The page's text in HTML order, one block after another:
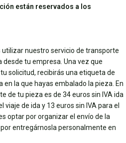
están reservados a los
utilizar nuestro servicio de transporte
tu empresa. Una vez que
solicitud, recibirás una etiqueta de
la que hayas embalado la pieza. En
de tu pieza es de 34 euros sin IVA ida
viaje de ida y 13 euros sin IVA para el
optar por organizar el envío de la
entregárnosla personalmente en